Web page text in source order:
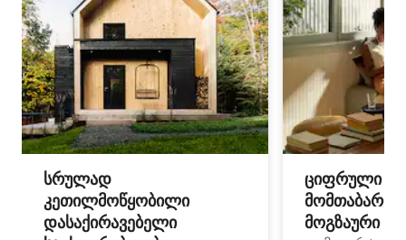
სრულად
კეთილმოწყობილი
დასაქირავებელი
ციფრული
მოგზაური